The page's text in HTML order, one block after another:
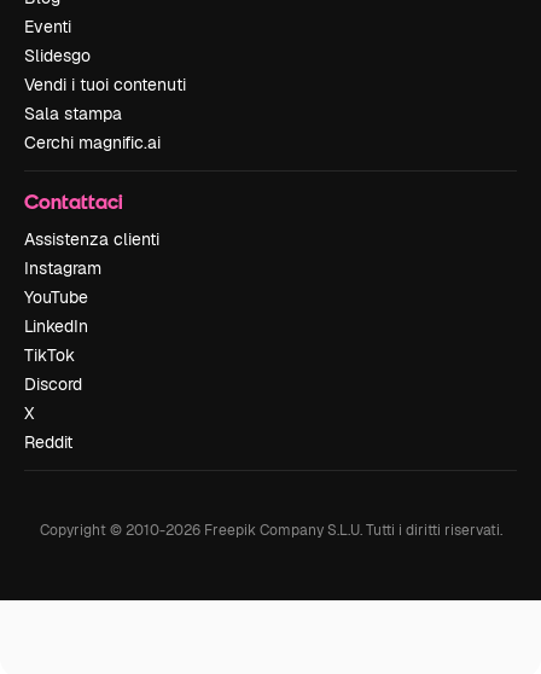
Eventi
Slidesgo
Vendi i tuoi contenuti
Sala stampa
Cerchi magnific.ai
Contattaci
Assistenza clienti
Instagram
YouTube
LinkedIn
TikTok
Discord
X
Reddit
Copyright © 2010-2026Freepik Company S.L.U. Tutti i diritti riservati.